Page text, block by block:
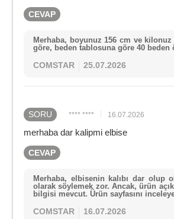
CEVAP
Merhaba, boyunuz 156 cm ve
göre, beden tablosuna göre 40 beden
COMSTAR 25.07.2026
SORU **** **** 16.07.2026
merhaba dar kalipmi elbise
CEVAP
Merhaba, elbisenin kalıbı dar olup
olarak söylemek zor. Ancak, ürün
bilgisi mevcut. Ürün sayfasını
COMSTAR 16.07.2026